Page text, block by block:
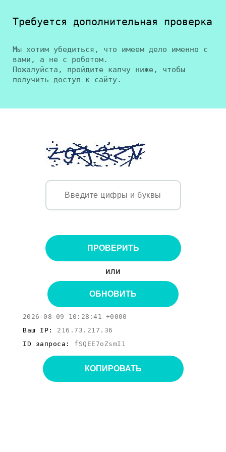
Требуется дополнительная проверка
Мы хотим убедиться, что имеем дело именно с
вами, а не с роботом.
Пожалуйста, пройдите капчу ниже, чтобы
получить доступ к сайту.
ПРОВЕРИТЬ
или
ОБНОВИТЬ
2026-08-09 10:28:41 +0000
Ваш IP: 216.73.217.36
ID запроса: fSQEE7oZsmI1
КОПИРОВАТЬ